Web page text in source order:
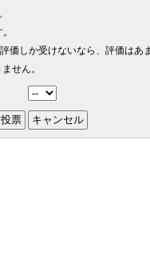
価しか受けないなら、評価はあ
せん。